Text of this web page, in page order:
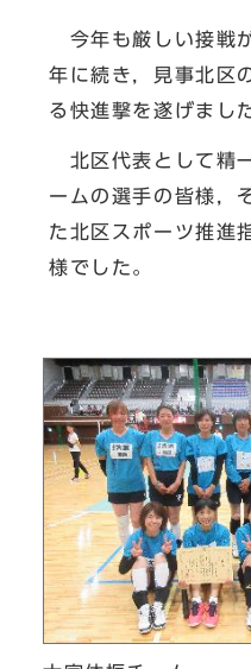
今年も厳しい接戦
年に続き，見事北区
る快進撃を遂げまし
北区代表として精
ームの選手の皆様，
た北区スポーツ推進
様でした。